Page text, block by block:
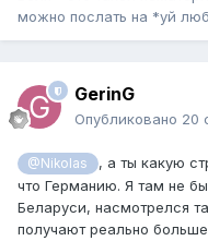
можно послать на *уй
GerinG
Опубликовано 20
@Nikolas
, а ты какую
что Германию. Я там не
Беларуси, насмотрелся
получают реально